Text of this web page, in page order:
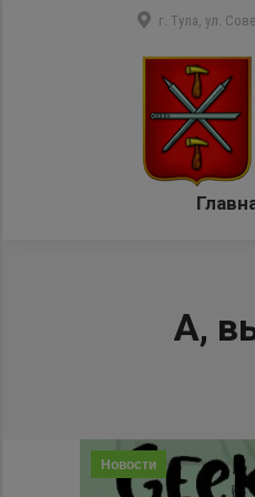
г. Тула, ул.
А,
Новости